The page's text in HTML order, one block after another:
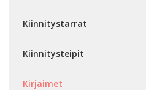
Kiinnitystarrat
Kiinnitysteipit
Kirjaimet